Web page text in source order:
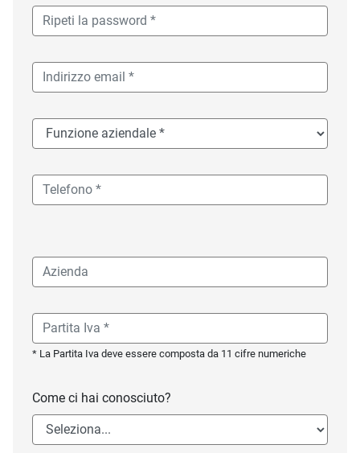
* La Partita Iva deve essere composta da 11 cifre numeriche
Come ci hai conosciuto?